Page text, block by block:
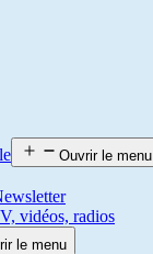
Ouvrir le menu
vidéos, radios
le menu